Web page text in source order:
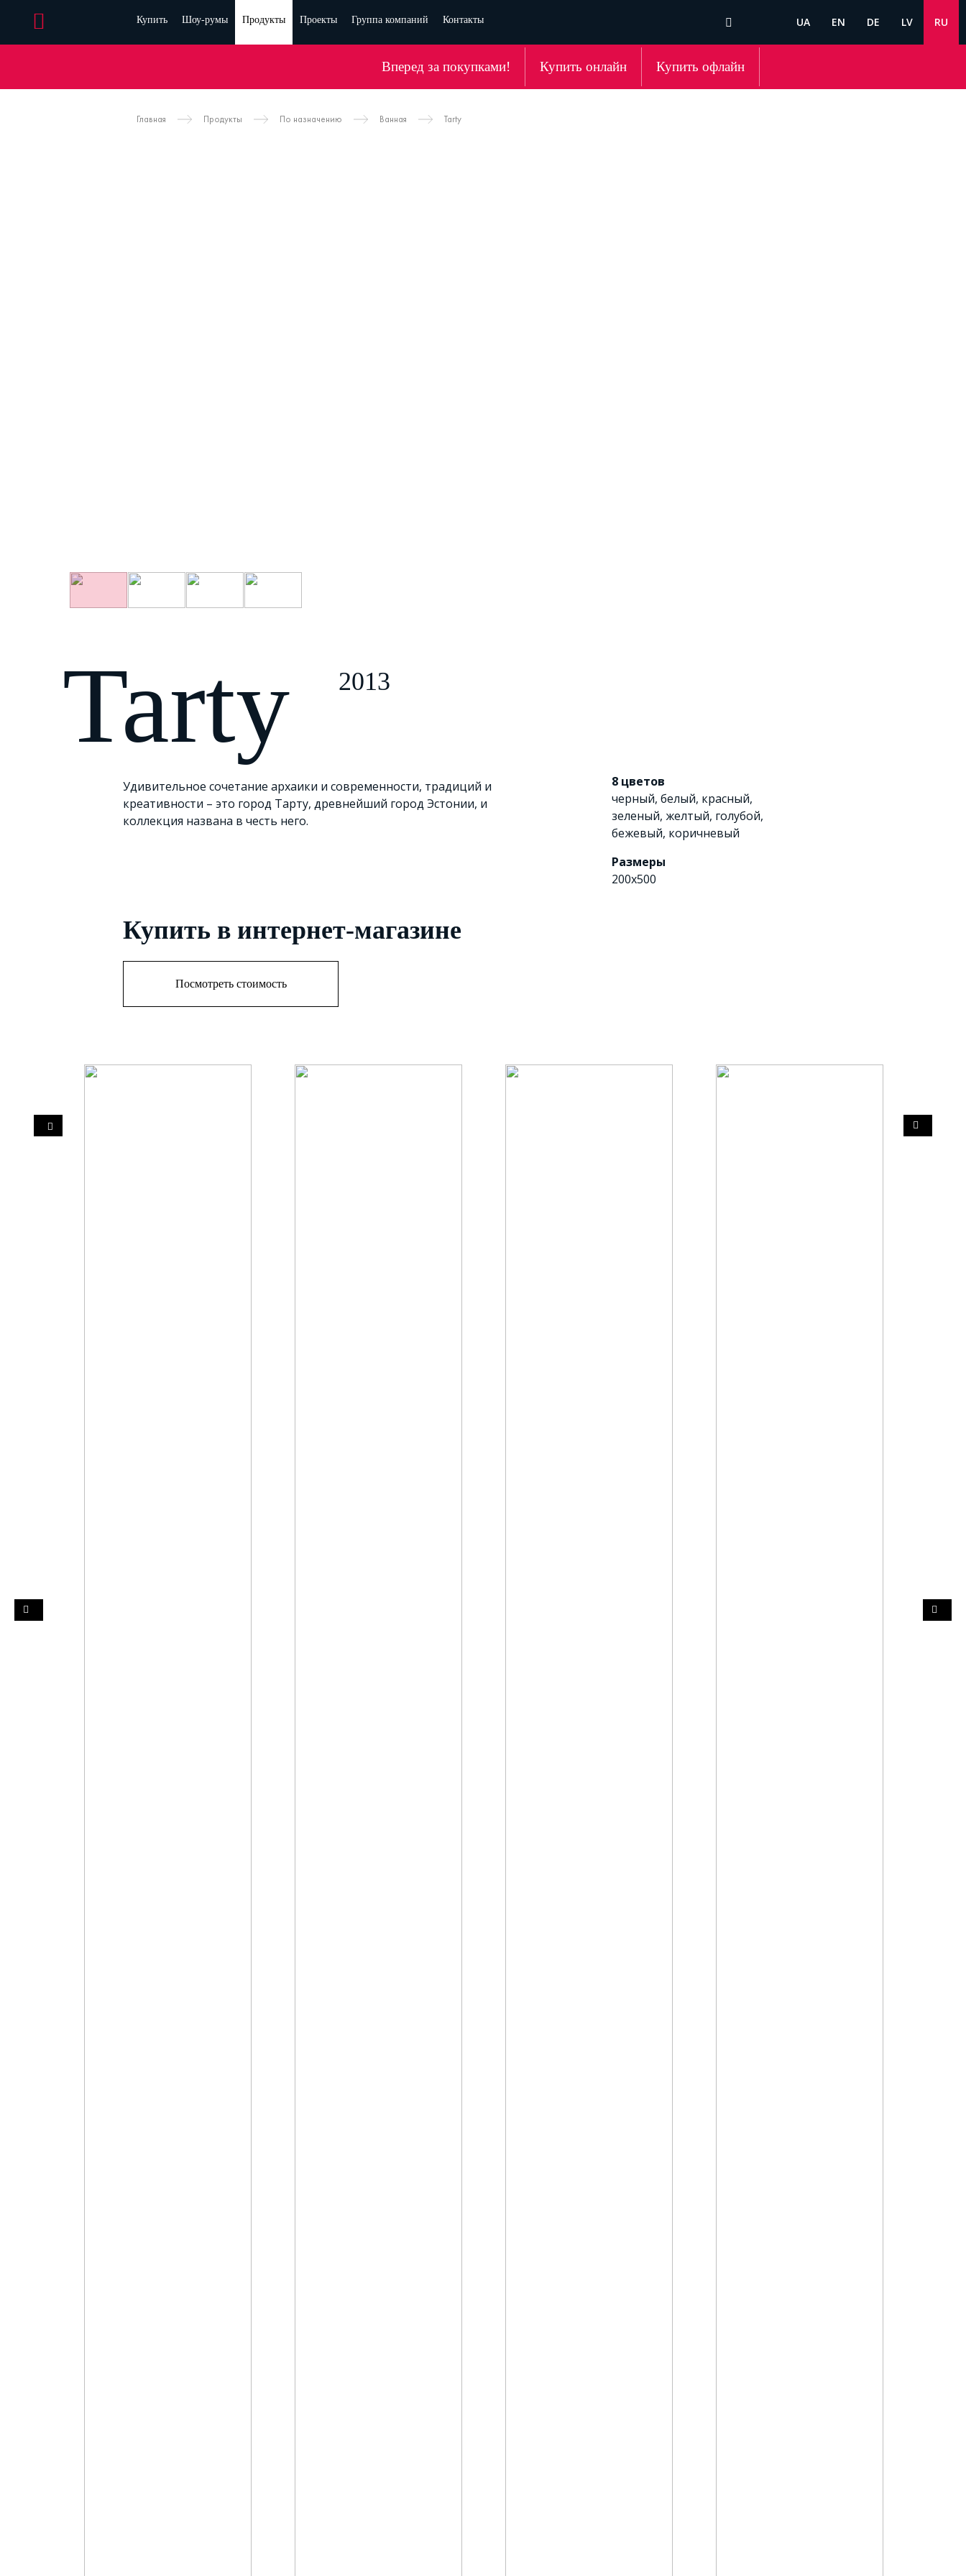
Купить Шоу-румы Продукты Проекты Группа компаний Контакты UA EN DE LV RU
Вперед за покупками! Купить онлайн Купить офлайн
Главная Продукты По назначению Ванная Tarty
Tarty 2013
Удивительное сочетание архаики и современности, традиций и
креативности – это город Тарту, древнейший город Эстонии, и
коллекция названа в честь него.
8 цветов
черный, белый, красный,
зеленый, желтый, голубой,
бежевый, коричневый
Размеры
200x500
Купить в интернет-магазине
Посмотреть стоимость